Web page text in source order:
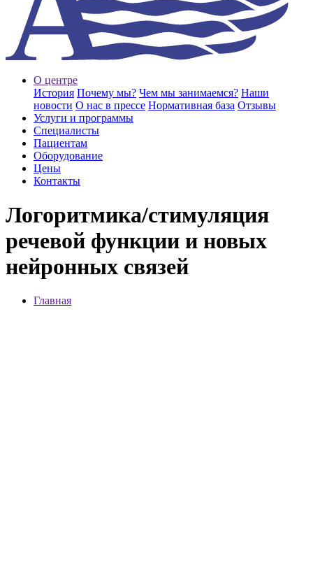
О центре
История Почему мы? Чем мы занимаемся? Наши
новости О нас в прессе Нормативная база Отзывы
Услуги и программы
Специалисты
Пациентам
Оборудование
Цены
Контакты
Логоритмика/стимуляция
речевой функции и новых
нейронных связей
Главная